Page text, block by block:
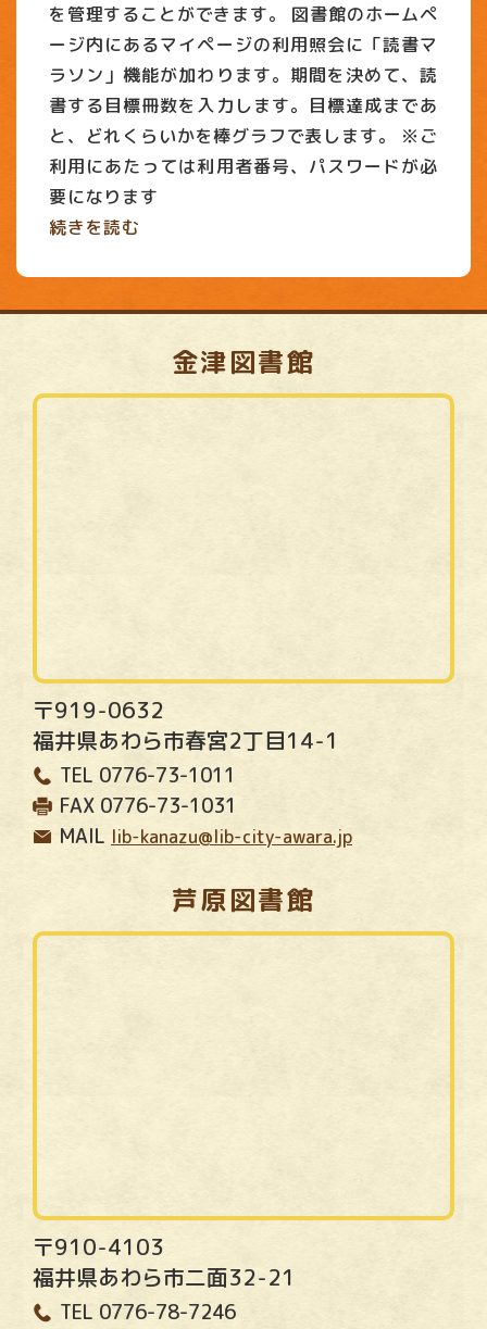
を管理することができます。 図書館のホームペ
ージ内にあるマイページの利用照会に「読書マ
ラソン」機能が加わります。期間を決めて、読
書する目標冊数を入力します。目標達成まであ
と、どれくらいかを棒グラフで表します。 ※ご
利用にあたっては利用者番号、パスワードが必
要になります
続きを読む
金津図書館
〒919-0632
福井県あわら市春宮2丁目14-1
TEL 0776-73-1011
FAX 0776-73-1031
MAIL lib-kanazu@lib-city-awara.jp
芦原図書館
〒910-4103
福井県あわら市二面32-21
TEL 0776-78-7246